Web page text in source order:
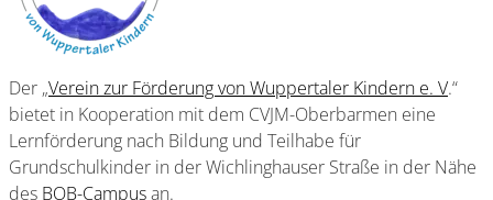
Der „Verein zur Förderung von Wuppertaler Kindern e. V.“
bietet in Kooperation mit dem CVJM-Oberbarmen eine
Lernförderung nach Bildung und Teilhabe für
Grundschulkinder in der Wichlinghauser Straße in der Nähe
des BOB-Campusan.